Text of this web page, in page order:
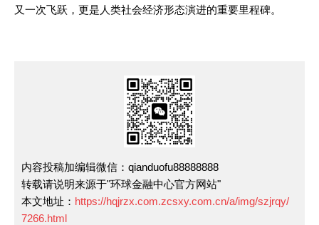
又一次飞跃，更是人类社会经济形态演进的重要里程碑。
内容投稿加编辑微信：qianduofu88888888
转载请说明来源于"环球金融中心官方网站"
本文地址： https://hqjrzx.com.zcsxy.com.cn/a/img/szjrqy/
7266.html